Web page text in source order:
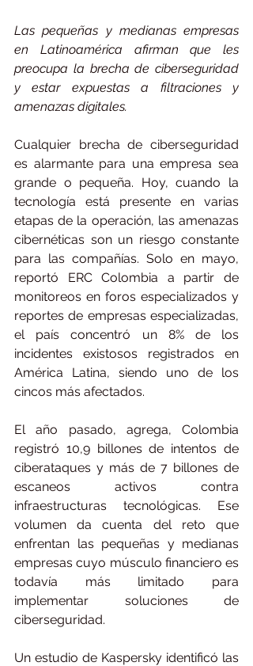
Las pequeñas y medianas empresas
en Latinoamérica afirman que les
preocupa la brecha de ciberseguridad
y estar expuestas a filtraciones y
amenazas digitales.
Cualquier brecha de ciberseguridad
es alarmante para una empresa sea
grande o pequeña. Hoy, cuando la
tecnología está presente en varias
etapas de la operación, las amenazas
cibernéticas son un riesgo constante
para las compañías. Solo en mayo,
reportó ERC Colombia a partir de
monitoreos en foros especializados y
reportes de empresas especializadas,
el país concentró un 8% de los
incidentes existosos registrados en
América Latina, siendo uno de los
cincos más afectados.
El año pasado, agrega, Colombia
registró 10,9 billones de intentos de
ciberataques y más de 7 billones de
escaneos activos contra
infraestructuras tecnológicas. Ese
volumen da cuenta del reto que
enfrentan las pequeñas y medianas
empresas cuyo músculo financiero es
todavía más limitado para
implementar soluciones de
ciberseguridad.
Un estudio de Kaspersky identificó las